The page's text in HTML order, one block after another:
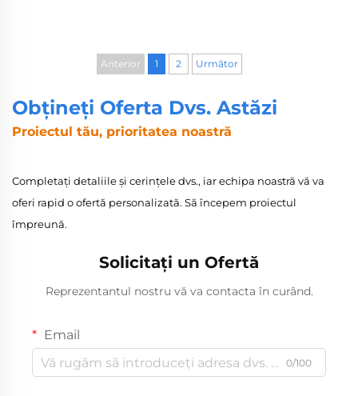
Anterior 1 2 Următor
Obțineți Oferta Dvs. Astăzi
Proiectul tău, prioritatea noastră
Completați detaliile și cerințele dvs., iar echipa noastră vă va
oferi rapid o ofertă personalizată. Să începem proiectul
împreună.
Solicitați un Ofertă
Reprezentantul nostru vă va contacta în curând.
Email
0/100